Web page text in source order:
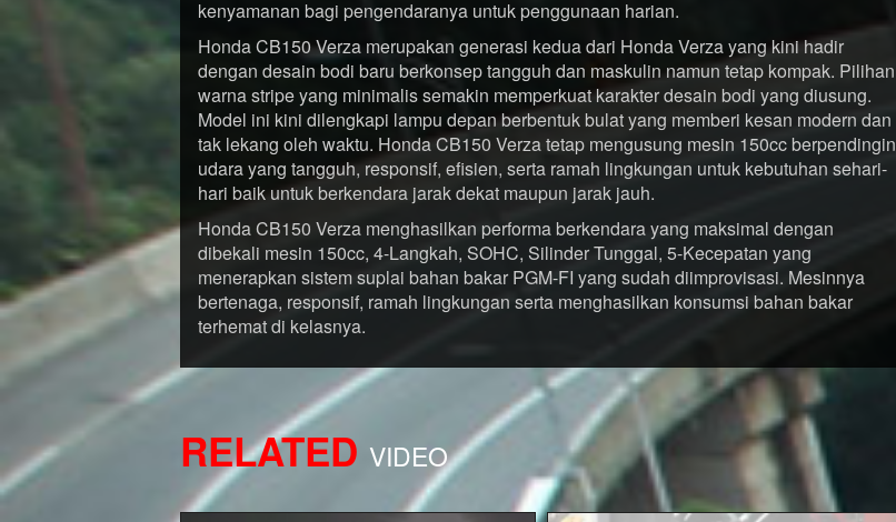
kenyamanan bagi pengendaranya untuk penggunaan harian.
Honda CB150 Verza merupakan generasi kedua dari Honda Verza yang kini hadir
dengan desain bodi baru berkonsep tangguh dan maskulin namun tetap kompak. Pilihan
warna stripe yang minimalis semakin memperkuat karakter desain bodi yang diusung.
Model ini kini dilengkapi lampu depan berbentuk bulat yang memberi kesan modern dan
tak lekang oleh waktu. Honda CB150 Verza tetap mengusung mesin 150cc berpendingin
udara yang tangguh, responsif, efisien, serta ramah lingkungan untuk kebutuhan sehari-
hari baik untuk berkendara jarak dekat maupun jarak jauh.
Honda CB150 Verza menghasilkan performa berkendara yang maksimal dengan
dibekali mesin 150cc, 4-Langkah, SOHC, Silinder Tunggal, 5-Kecepatan yang
menerapkan sistem suplai bahan bakar PGM-FI yang sudah diimprovisasi. Mesinnya
bertenaga, responsif, ramah lingkungan serta menghasilkan konsumsi bahan bakar
terhemat di kelasnya.
RELATED VIDEO